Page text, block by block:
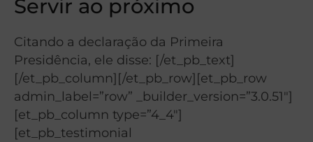
Servir ao próximo
Citando a declaração da Primeira
Presidência, ele disse: [/et_pb_text]
[/et_pb_column][/et_pb_row][et_pb_row
admin_label=”row” _builder_version=”3.0.51″]
[et_pb_column type=”4_4″]
[et_pb_testimonial